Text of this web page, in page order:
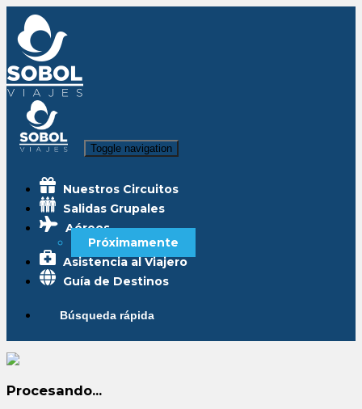
Toggle navigation
Nuestros Circuitos
Salidas Grupales
Aéreos
Próximamente
Asistencia al Viajero
Guía de Destinos
Búsqueda rápida
Procesando...